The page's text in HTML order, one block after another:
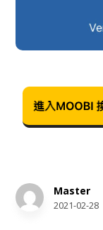
Master
2021-02-28